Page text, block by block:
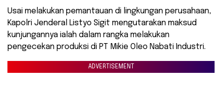
Usai melakukan pemantauan di lingkungan perusahaan,
Kapolri Jenderal Listyo Sigit mengutarakan maksud
kunjungannya ialah dalam rangka melakukan
pengecekan produksi di PT Mikie Oleo Nabati Industri.
ADVERTISEMENT